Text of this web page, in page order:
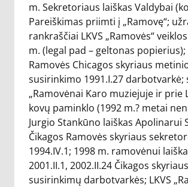
m. Sekretoriaus laiškas Valdybai
Pareiškimas priimti į „Ramovę“;
rankraščiai LKVS „Ramovės“
m. (legal pad – geltonas popierius);
Ramovės Chicagos skyriaus
susirinkimo 1991.I.27 darbotvarkė;
„Ramovėnai Karo muziejuje ir prie
kovų paminklo (1992 m.? metai
Jurgio Stankūno laiškas Apolinarui
Čikagos Ramovės skyriaus
1994.IV.1; 1998 m. ramovėnui
2001.II.1, 2002.II.24 Čikagos skyriaus
susirinkimų darbotvarkės; LKVS